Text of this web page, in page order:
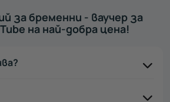
за бременни - ваучер за
на най-добра цена!